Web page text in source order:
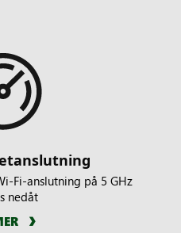
Fi-anslutning på 5 GHz
nedåt